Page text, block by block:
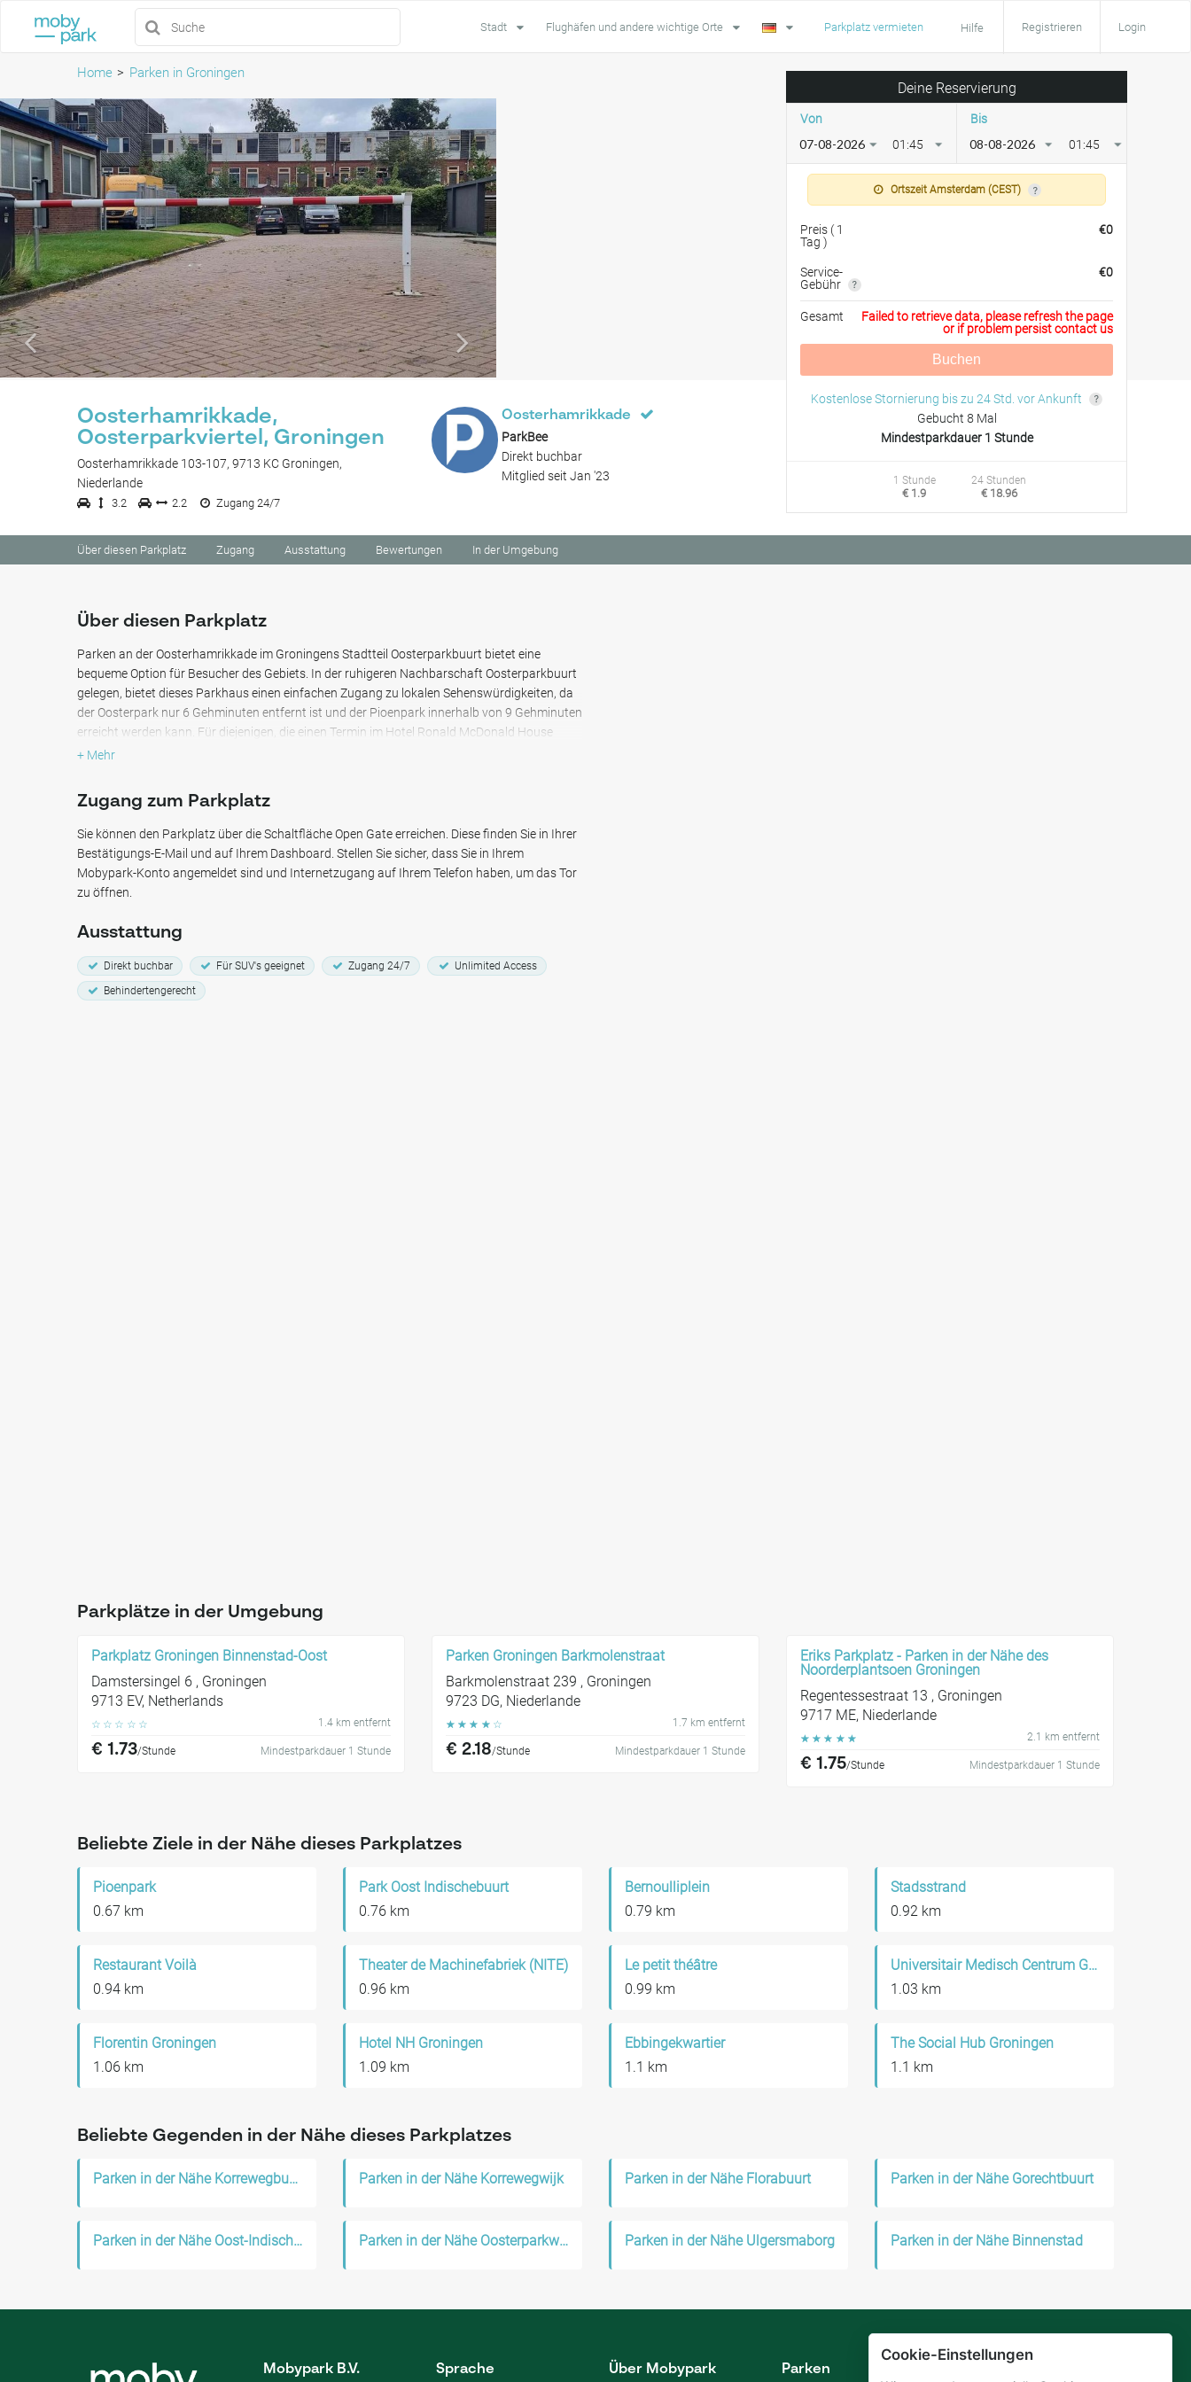
Parkplatz vermieten Hilfe Registrieren Login
Stadt Flughäfen und andere wichtige Orte
Home Parken in Groningen
Oosterhamrikkade,
Oosterparkviertel, Groningen
Oosterhamrikkade 103-107, 9713 KC Groningen,
Niederlande
3.2 2.2 Zugang 24/7
Oosterhamrikkade
ParkBee
Direkt buchbar
Mitglied seit Jan '23
Deine Reservierung
Von
01:45
Bis
01:45
Ortszeit Amsterdam (CEST)
Preis (1
Tag )
€0
Service-
Gebühr
€0
Gesamt
Failed to retrieve data, please refresh the page
or if problem persist contact us
Buchen
Kostenlose Stornierung bis zu 24 Std. vor Ankunft
Gebucht 8 Mal
Mindestparkdauer 1 Stunde
1 Stunde
€ 1.9
24 Stunden
€ 18.96
Über diesen Parkplatz Zugang Ausstattung Bewertungen In der Umgebung
Über diesen Parkplatz
Parken an der Oosterhamrikkade im Groningens Stadtteil Oosterparkbuurt bietet eine
bequeme Option für Besucher des Gebiets. In der ruhigeren Nachbarschaft Oosterparkbuurt
gelegen, bietet dieses Parkhaus einen einfachen Zugang zu lokalen Sehenswürdigkeiten, da
der Oosterpark nur 6 Gehminuten entfernt ist und der Pioenpark innerhalb von 9 Gehminuten
erreicht werden kann. Für diejenigen, die einen Termin im Hotel Ronald McDonald House
haben, sind es zu Fuß 11 Minuten bis zum Parkplatz.
Diese Parkeinrichtung bietet behindertengerechten Zugang und kann SUVs aufnehmen. Ob
Sie zur Freizeitgestaltung oder zu Terminen unterwegs sind, das Parken an der
Oosterhamrikkade bietet ein einfaches und praktisches Parkerlebnis im Groningens Stadtteil
Oosterparkbuurt.
+ Mehr
Zugang zum Parkplatz
Sie können den Parkplatz über die Schaltfläche Open Gate erreichen. Diese finden Sie in Ihrer
Bestätigungs-E-Mail und auf Ihrem Dashboard. Stellen Sie sicher, dass Sie in Ihrem
Mobypark-Konto angemeldet sind und Internetzugang auf Ihrem Telefon haben, um das Tor
zu öffnen.
Ausstattung
Direkt buchbar Für SUV's geeignet Zugang 24/7
Unlimited Access
Behindertengerecht
Parkplätze in der Umgebung
Parkplatz Groningen Binnenstad-Oost
Damstersingel 6 , Groningen
9713 EV, Netherlands
☆ ☆ ☆ ☆ ☆ 1.4 km entfernt
€ 1.73/Stunde Mindestparkdauer 1 Stunde
Parken Groningen Barkmolenstraat
Barkmolenstraat 239 , Groningen
9723 DG, Niederlande
☆ ☆ ☆ ☆ ☆ 1.7 km entfernt
€ 2.18/Stunde Mindestparkdauer 1 Stunde
Eriks Parkplatz - Parken in der Nähe des
Noorderplantsoen Groningen
Regentessestraat 13 , Groningen
9717 ME, Niederlande
☆ ☆ ☆ ☆ ☆ 2.1 km entfernt
€ 1.75/Stunde Mindestparkdauer 1 Stunde
Beliebte Ziele in der Nähe dieses Parkplatzes
Pioenpark
0.67 km
Park Oost Indischebuurt
0.76 km
Bernoulliplein
0.79 km
Stadsstrand
0.92 km
Restaurant Voilà
0.94 km
Theater de Machinefabriek (NITE)
0.96 km
Le petit théâtre
0.99 km
Universitair Medisch Centrum Groningen
1.03 km
Florentin Groningen
1.06 km
Hotel NH Groningen
1.09 km
Ebbingekwartier
1.1 km
The Social Hub Groningen
1.1 km
Beliebte Gegenden in der Nähe dieses Parkplatzes
Parken in der Nähe Korrewegbuurt Parken in der Nähe Korrewegwijk Parken in der Nähe Florabuurt Parken in der Nähe Gorechtbuurt
Parken in der Nähe Oost-Indische buurt Parken in der Nähe Oosterparkwijk Parken in der Nähe Ulgersmaborg Parken in der Nähe Binnenstad
Cookie-Einstellungen
Mobypark B.V. Sprache Über Mobypark Parken